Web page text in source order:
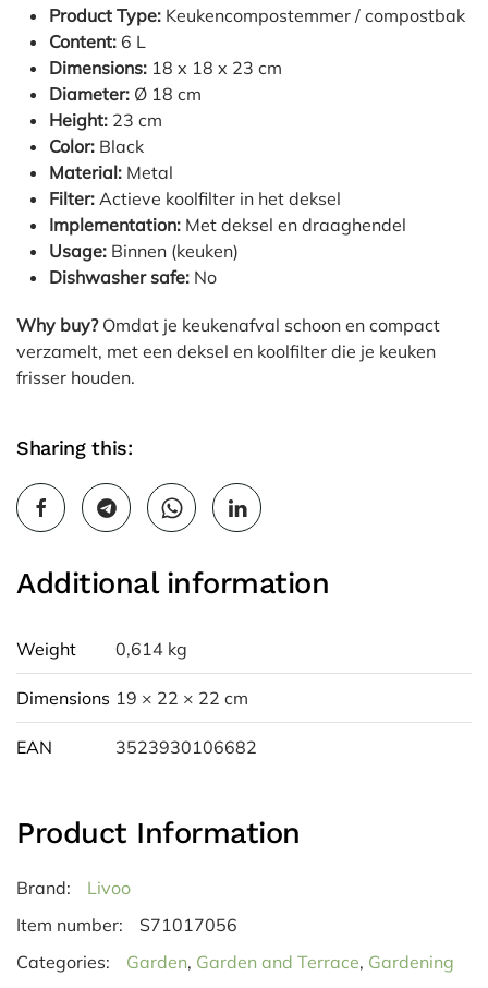
Product Type: Keukencompostemmer / compostbak
Content: 6 L
Dimensions: 18 x 18 x 23 cm
Diameter: Ø 18 cm
Height: 23 cm
Color: Black
Material: Metal
Filter: Actieve koolfilter in het deksel
Implementation: Met deksel en draaghendel
Usage: Binnen (keuken)
Dishwasher safe: No
Why buy?Omdat je keukenafval schoon en compact
verzamelt, met een deksel en koolfilter die je keuken
frisser houden.
Sharing this:
Additional information
Weight 0,614 kg
Dimensions 19 × 22 × 22 cm
EAN 3523930106682
Product Information
Brand:
Livoo
Item number:
S71017056
Categories:
Garden, Garden and Terrace, Gardening